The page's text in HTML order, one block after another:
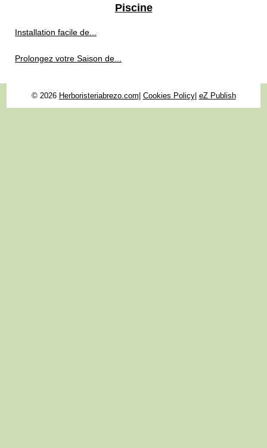
Piscine
Installation facile de...
Prolongez votre Saison de...
© 2026 Herboristeriabrezo.com Cookies Policy| eZ Publish